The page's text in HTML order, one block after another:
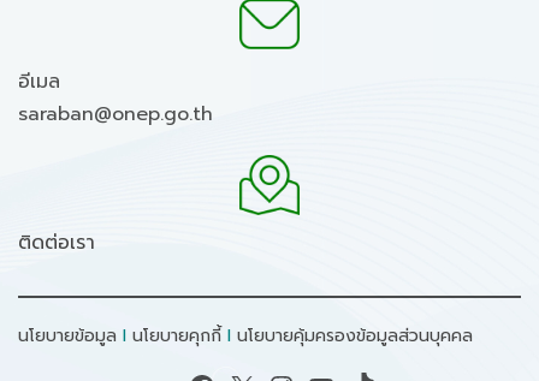
อีเมล
saraban@onep.go.th
ติดต่อเรา
นโยบายข้อมูล I นโยบายคุกกี้ I นโยบายคุ้มครองข้อมูลส่วนบุคคล